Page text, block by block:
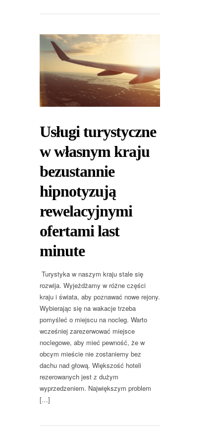
Usługi turystyczne
w własnym kraju
bezustannie
hipnotyzują
rewelacyjnymi
ofertami last
minute
Turystyka w naszym kraju stale się
rozwija. Wyjeżdżamy w różne części
kraju i świata, aby poznawać nowe rejony.
Wybierając się na wakacje trzeba
pomyśleć o miejscu na nocleg. Warto
wcześniej zarezerwować miejsce
noclegowe, aby mieć pewność, że w
obcym mieście nie zostaniemy bez
dachu nad głową. Większość hoteli
rezerowanych jest z dużym
wyprzedzeniem. Największym problem
[…]